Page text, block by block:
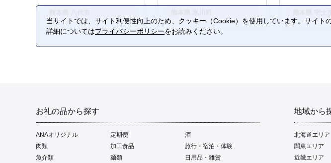
お礼の品から探す
ANAオリジナル 定期便
酒
肉類
加工食品
旅行・宿泊・体験
魚介類
麺類
日用品・雑貨
地域から
北海道エリア
関東エリア
近畿エリア
当サイトでは、サイト利便性向上のため、クッキー（Cookie）を使用しています。サイト
詳細についてはプライバシーポリシーをお読みください。